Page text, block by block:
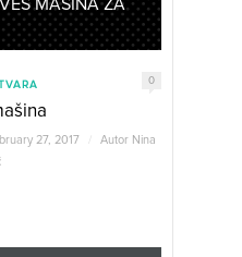
0
27, 2017 Autor Nina